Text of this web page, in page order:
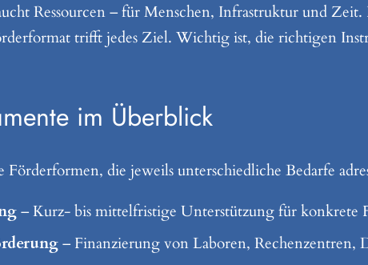
Ressourcen – für Menschen, Infrastruktur und
trifft jedes Ziel. Wichtig ist, die richtigen
im Überblick
Förderformen, die jeweils unterschiedliche Bedarfe
– Kurz- bis mittelfristige Unterstützung für konkrete
– Finanzierung von Laboren, Rechenzentren,